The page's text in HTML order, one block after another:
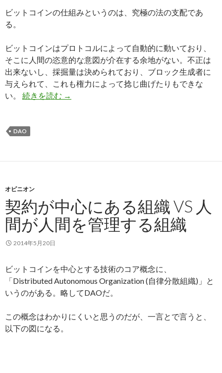
ビットコインの仕組みというのは、究極の法の支配であ
る。
ビットコインはプロトコルによって自動的に動いており、
そこに人間の恣意的な意図が介在する余地がない。不正は
出来ないし、採掘量は決められており、ブロック生成者に
与えられて、これも権力によって捻じ曲げたりもできな
い。 続きを読む ビットコインと法の支配
→
DAO
オピニオン
契約が中心にある組織 VS 人
間が人間を管理する組織
2014年5月20日
ビットコインを中心とする技術のコア概念に、
「Distributed Autonomous Organization (自律分散組織)」と
いうのがある。略してDAOだ。
この概念はわかりにくいと思うのだが、一言とで言うと、
以下の図になる。